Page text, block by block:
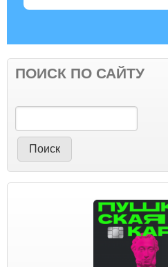
ПОИСК ПО САЙТУ
Поиск